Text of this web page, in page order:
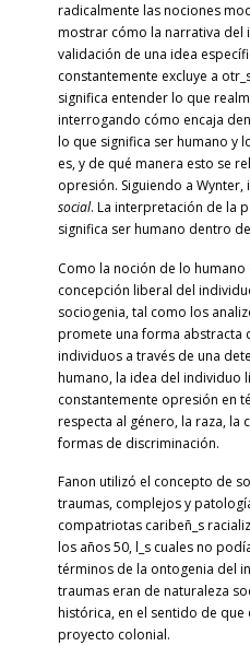
radicalmente las nociones
mostrar cómo la narrativa del
validación de una idea
constantemente excluye a
significa entender lo que
interrogando cómo encaja
lo que significa ser humano y
es, y de qué manera esto se
opresión. Siguiendo a
social. La interpretación de la
significa ser humano dentro
Como la noción de lo humano
concepción liberal del
sociogenia, tal como los
promete una forma abstracta
individuos a través de una
humano, la idea del individuo
constantemente opresión en
respecta al género, la raza, la
formas de discriminación.
Fanon utilizó el concepto de
traumas, complejos y
compatriotas caribeñ_s
los años 50, l_s cuales no
términos de la ontogenia del
traumas eran de naturaleza
histórica, en el sentido de
proyecto colonial.